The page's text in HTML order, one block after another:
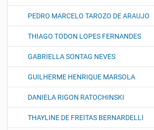
PEDRO MARCELO TAROZO DE ARAUJO
THIAGO TODON LOPES FERNANDES
GABRIELLA SONTAG NEVES
GUILHERME HENRIQUE MARSOLA
DANIELA RIGON RATOCHINSKI
THAYLINE DE FREITAS BERNARDELLI